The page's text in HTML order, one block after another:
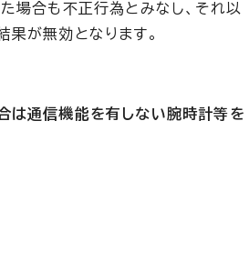
場合も不正行為とみなし、それ以
が無効となります。
は通信機能を有しない腕時計等を